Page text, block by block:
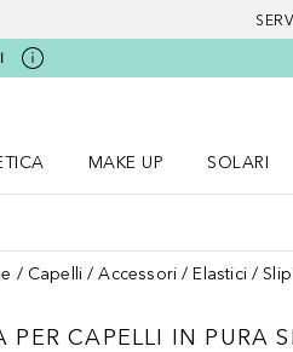
Home
MAKE UP
SOLARI
Capelli Accessori Elastici
PER CAPELLI IN PURA